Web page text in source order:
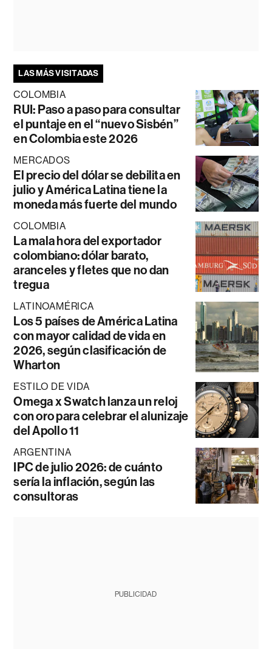
LAS MÁS VISITADAS
COLOMBIA
RUI: Paso a paso para consultar
el puntaje en el “nuevo Sisbén”
en Colombia este 2026
MERCADOS
El precio del dólar se debilita en
julio y América Latina tiene la
moneda más fuerte del mundo
COLOMBIA
La mala hora del exportador
colombiano: dólar barato,
aranceles y fletes que no dan
tregua
LATINOAMÉRICA
Los 5 países de América Latina
con mayor calidad de vida en
2026, según clasificación de
Wharton
ESTILO DE VIDA
Omega x Swatch lanza un reloj
con oro para celebrar el alunizaje
del Apollo 11
ARGENTINA
IPC de julio 2026: de cuánto
sería la inflación, según las
consultoras
PUBLICIDAD